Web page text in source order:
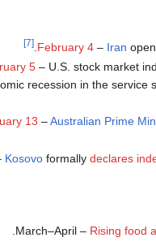
February 4– Iran
[7]
5– U.S. stock market
recession in the service
13 –Australian Prime
Kosovoformally declares
March–April – Rising food
.